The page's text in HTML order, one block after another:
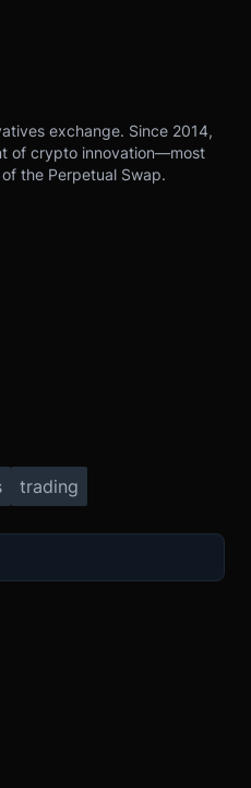
exchange. Since 2014,
of crypto innovation—most
the Perpetual Swap.
trading